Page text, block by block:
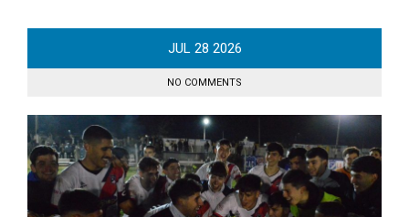
JUL 28 2026
NO COMMENTS